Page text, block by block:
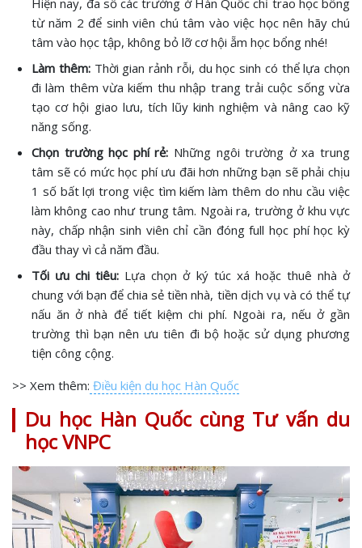
từ năm 2 để sinh viên chú tâm vào việc học nên hãy chú
tâm vào học tập, không bỏ lỡ cơ hội ẵm học bổng nhé!
Làm thêm: Thời gian rảnh rỗi, du học sinh có thể lựa chọn
đi làm thêm vừa kiếm thu nhập trang trải cuộc sống vừa
tạo cơ hội giao lưu, tích lũy kinh nghiệm và nâng cao kỹ
năng sống.
Chọn trường học phí rẻ: Những ngôi trường ở xa trung
tâm sẽ có mức học phí ưu đãi hơn những bạn sẽ phải chịu
1 số bất lợi trong việc tìm kiếm làm thêm do nhu cầu việc
làm không cao như trung tâm. Ngoài ra, trường ở khu vực
này, chấp nhận sinh viên chỉ cần đóng full học phí học kỳ
đầu thay vì cả năm đầu.
Tối ưu chi tiêu: Lựa chọn ở ký túc xá hoặc thuê nhà ở
chung với bạn để chia sẻ tiền nhà, tiền dịch vụ và có thể tự
nấu ăn ở nhà để tiết kiệm chi phí. Ngoài ra, nếu ở gần
trường thì bạn nên ưu tiên đi bộ hoặc sử dụng phương
tiện công cộng.
>> Xem thêm: Điều kiện du học Hàn Quốc
Du học Hàn Quốc cùng Tư vấn du
học VNPC